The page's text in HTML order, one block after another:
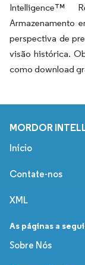
Intelligence™
Armazenamento
perspectiva de
visão histórica.
como download
MORDOR
Início
Contate-nos
XML
As páginas a
Sobre Nós